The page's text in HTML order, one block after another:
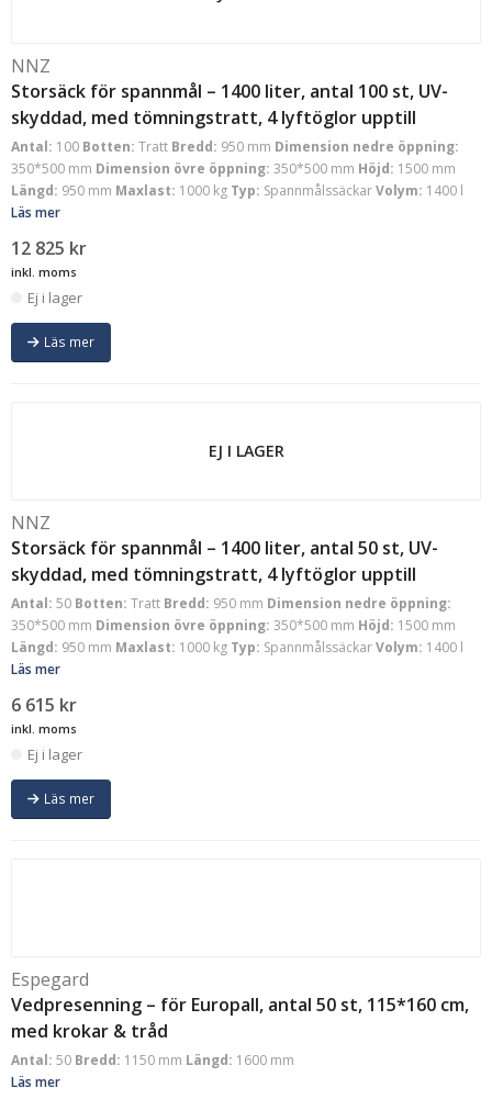
NNZ
Storsäck för spannmål – 1400 liter, antal 100 st, UV-
skyddad, med tömningstratt, 4 lyftöglor upptill
Antal: 100 Botten: Tratt Bredd: 950 mm Dimension nedre öppning:
350*500 mm Dimension övre öppning: 350*500 mm Höjd: 1500 mm
Längd: 950 mm Maxlast: 1000 kg Typ: SpannmålssäckarVolym: 1400 l
Läs mer
12 825 kr
inkl. moms
Ej i lager
Läs mer
EJ I LAGER
NNZ
Storsäck för spannmål – 1400 liter, antal 50 st, UV-
skyddad, med tömningstratt, 4 lyftöglor upptill
Antal: 50 Botten: Tratt Bredd: 950 mm Dimension nedre öppning:
350*500 mm Dimension övre öppning: 350*500 mm Höjd: 1500 mm
Längd: 950 mm Maxlast: 1000 kg Typ: SpannmålssäckarVolym: 1400 l
Läs mer
6 615 kr
inkl. moms
Ej i lager
Läs mer
Espegard
Vedpresenning – för Europall, antal 50 st, 115*160 cm,
med krokar & tråd
Antal: 50 Bredd: 1150 mm Längd: 1600 mm
Läs mer